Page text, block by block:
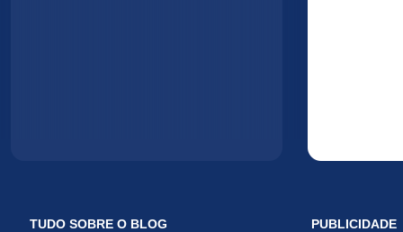
TUDO SOBRE O BLOG PUBLICIDADE